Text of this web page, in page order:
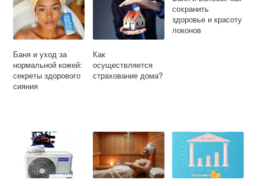
Баня и уход за
нормальной кожей:
секреты здорового
сияния
Как
осуществляется
страхование дома?
сохранить
здоровье и красоту
локонов